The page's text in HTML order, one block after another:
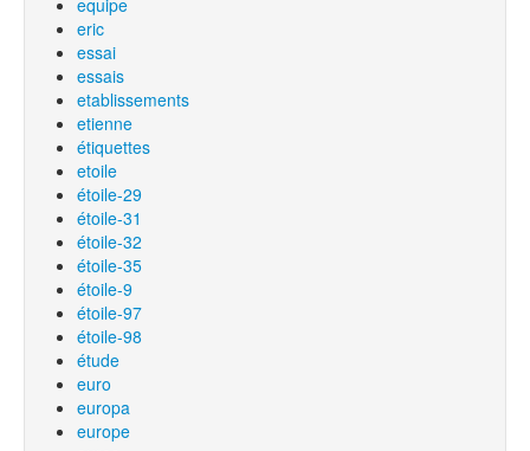
equipe
eric
essai
essais
etablissements
etienne
étiquettes
etoile
étoile-29
étoile-31
étoile-32
étoile-35
étoile-9
étoile-97
étoile-98
étude
euro
europa
europe